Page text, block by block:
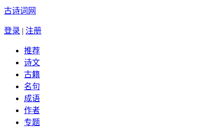
古诗词网
登录 | 注册
推荐
诗文
古籍
名句
成语
作者
专题